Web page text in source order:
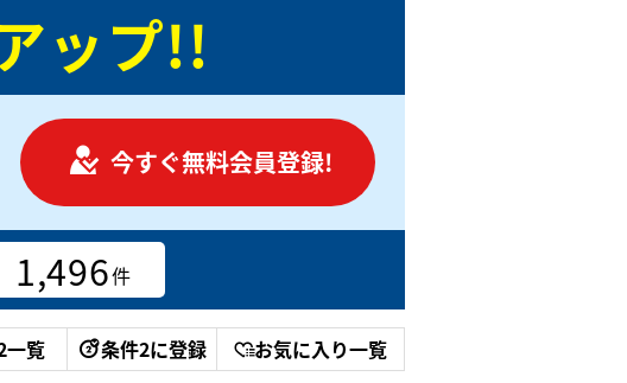
ップ!!
今すぐ無料会員登録!
1,496件
一覧 条件2に登録 お気に入り一覧